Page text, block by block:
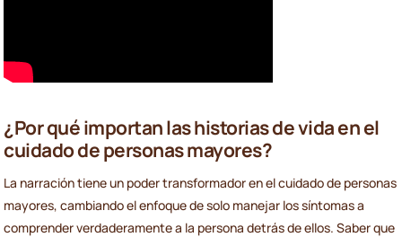
¿Por qué importan las historias de vida en el
cuidado de personas mayores?
La narración tiene un poder transformador en el cuidado de personas
mayores, cambiando el enfoque de solo manejar los síntomas a
comprender verdaderamente a la persona detrás de ellos. Saber que